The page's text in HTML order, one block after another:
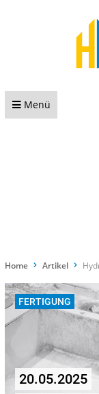
Menü
Home Artikel
FERTIGUNG
20.05.2025